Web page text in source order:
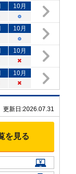
10月
○
10月
○
10月
×
10月
×
更新日:2026.07.31
を見る